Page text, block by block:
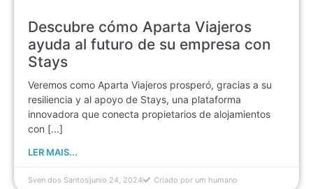
Descubre cómo Aparta Viajeros
ayuda al futuro de su empresa con
Stays
Veremos como Aparta Viajeros prosperó, gracias a su
resiliencia y al apoyo de Stays, una plataforma
innovadora que conecta propietarios de alojamientos
con [...]
LER MAIS...
Sven dos Santos junio 24, 2024 Criado por um humano